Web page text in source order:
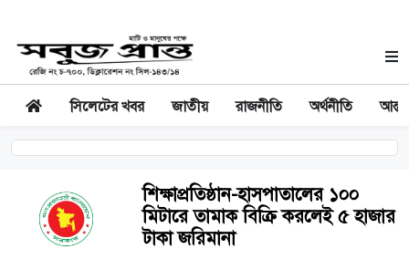
সিলেটের খবর জাতীয় রাজনীতি অর্থনীতি
শিক্ষাপ্রতিষ্ঠান-হাসপাতালের ১০০
মিটারে তামাক বিক্রি করলেই ৫ হাজার
টাকা জরিমানা